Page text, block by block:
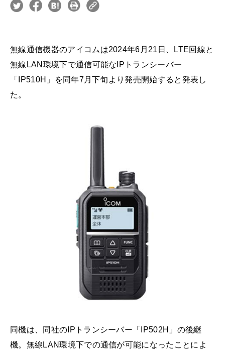
無線通信機器のアイコムは2024年6月21日、LTE回線と
無線LAN環境下で通信可能なIPトランシーバー
「IP510H」を同年7月下旬より発売開始すると発表し
た。
同機は、同社のIPトランシーバー「IP502H」の後継
機。無線LAN環境下での通信が可能になったことによ